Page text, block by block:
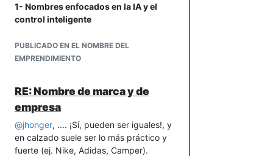
1- Nombres enfocados en la IA y el
control inteligente
aplicación piensa por el usuario,
ofreciendo control de forma tecnológica
Synapse
(o Synapsi): Evoca la
sinapsis neuronal, sugiriendo un
cerebro financiero inteligente y
conexión rápida.
Moni AI(Money + AI): Corto,
moderno y con el término "AI"
PUBLICADO EN EL NOMBRE DEL
EMPRENDIMIENTO
RE: Nombre de marca y de
empresa
@jhonger, .... ¡Sí, pueden ser iguales!, y
en calzado suele ser lo más práctico y
fuerte (ej. Nike, Adidas, Camper).